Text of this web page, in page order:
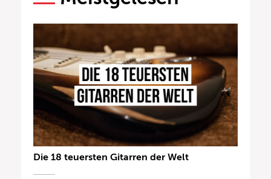
Die 18 teuersten Gitarren der Welt